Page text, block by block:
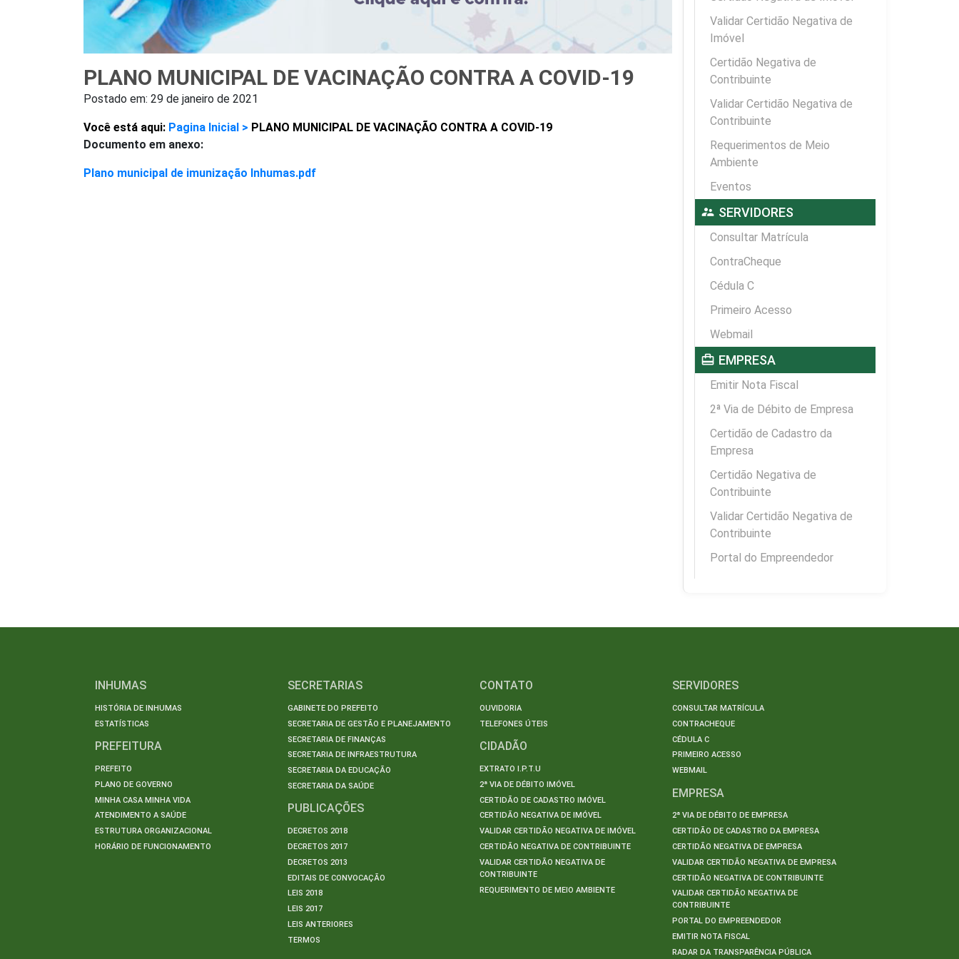
PLANO MUNICIPAL DE VACINAÇÃO CONTRA A COVID-19
Postado em: 29 de janeiro de 2021
Você está aqui: Pagina Inicial > PLANO MUNICIPAL DE VACINAÇÃO CONTRA A COVID-19
Documento em anexo:
Plano municipal de imunização Inhumas.pdf
Validar Certidão Negativa de
Imóvel
Certidão Negativa de
Contribuinte
Validar Certidão Negativa de
Contribuinte
Requerimentos de Meio
Ambiente
Eventos
supervisor_account SERVIDORES
Consultar Matrícula
ContraCheque
Cédula C
Primeiro Acesso
Webmail
card_travel EMPRESA
Emitir Nota Fiscal
2ª Via de Débito de Empresa
Certidão de Cadastro da
Empresa
Certidão Negativa de
Contribuinte
Validar Certidão Negativa de
Contribuinte
Portal do Empreendedor
INHUMAS
HISTÓRIA DE INHUMAS
ESTATÍSTICAS
PREFEITURA
PREFEITO
PLANO DE GOVERNO
MINHA CASA MINHA VIDA
ATENDIMENTO A SAÚDE
ESTRUTURA ORGANIZACIONAL
HORÁRIO DE FUNCIONAMENTO
SECRETARIAS
GABINETE DO PREFEITO
SECRETARIA DE GESTÃO E PLANEJAMENTO
SECRETARIA DE FINANÇAS
SECRETARIA DE INFRAESTRUTURA
SECRETARIA DA EDUCAÇÃO
SECRETARIA DA SAÚDE
PUBLICAÇÕES
DECRETOS 2018
DECRETOS 2017
DECRETOS 2013
EDITAIS DE CONVOCAÇÃO
LEIS 2018
LEIS 2017
LEIS ANTERIORES
TERMOS
CONTATO
OUVIDORIA
TELEFONES ÚTEIS
CIDADÃO
EXTRATO I.P.T.U
2ª VIA DE DÉBITO IMÓVEL
CERTIDÃO DE CADASTRO IMÓVEL
CERTIDÃO NEGATIVA DE IMÓVEL
VALIDAR CERTIDÃO NEGATIVA DE IMÓVEL
CERTIDÃO NEGATIVA DE CONTRIBUINTE
VALIDAR CERTIDÃO NEGATIVA DE
CONTRIBUINTE
REQUERIMENTO DE MEIO AMBIENTE
SERVIDORES
CONSULTAR MATRÍCULA
CONTRACHEQUE
CÉDULA C
PRIMEIRO ACESSO
WEBMAIL
EMPRESA
2ª VIA DE DÉBITO DE EMPRESA
CERTIDÃO DE CADASTRO DA EMPRESA
CERTIDÃO NEGATIVA DE EMPRESA
VALIDAR CERTIDÃO NEGATIVA DE EMPRESA
CERTIDÃO NEGATIVA DE CONTRIBUINTE
VALIDAR CERTIDÃO NEGATIVA DE
CONTRIBUINTE
PORTAL DO EMPREENDEDOR
EMITIR NOTA FISCAL
RADAR DA TRANSPARÊNCIA PÚBLICA